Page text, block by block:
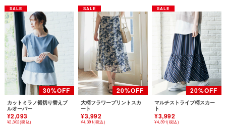
カットミラノ裾切り替えプ
ルオーバー
¥2,093
¥2,302(税込)
大柄フラワープリントスカ
ート
¥3,992
¥4,391(税込)
マルチストライプ柄スカー
ト
¥3,992
¥4,391(税込)